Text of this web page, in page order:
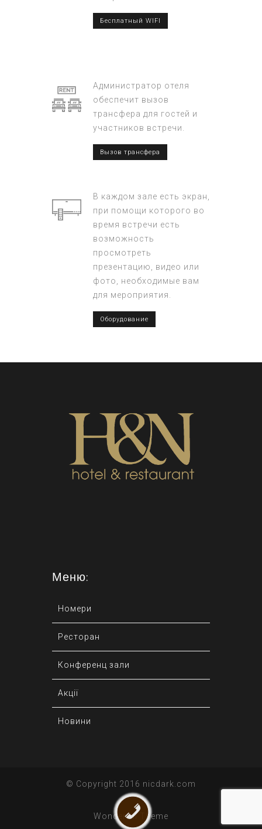
Бесплатный WIFI
Администратор отеля
обеспечит вызов
трансфера для гостей и
участников встречи.
Вызов трансфера
В каждом зале есть экран,
при помощи которого во
время встречи есть
возможность
просмотреть
презентацию, видео или
фото, необходимые вам
для мероприятия.
Оборудование
Меню:
Номери
Ресторан
Конференц зали
Акції
Новини
© Copyright 2016 nicdark.com
Wonderful Theme